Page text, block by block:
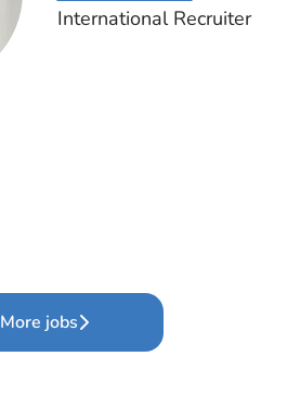
International Recruiter
More jobs